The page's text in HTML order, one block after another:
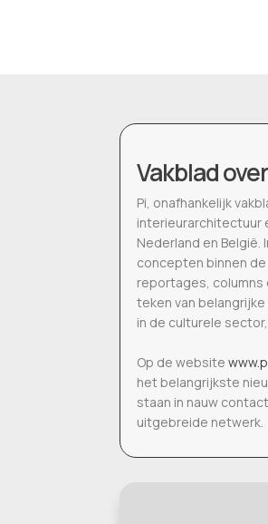
Vakblad
Pi, onafhankelijk
interieurarchitectuur
Nederland en
concepten binnen
reportages, columns
teken van
in de culturele
Op de website
het belangrijkste
staan in nauw
uitgebreide netwerk.